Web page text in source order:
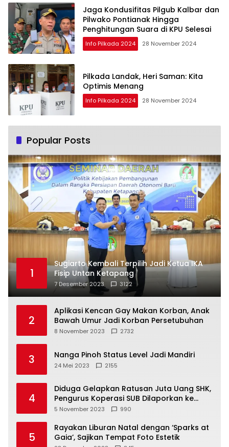
Jaga Kondusifitas Pilgub Kalbar dan
Pilwako Pontianak Hingga
Penghitungan Suara di KPU Selesai
Info Pilkada 2024 28 November 2024
Pilkada Landak, Heri Saman: Kita
Optimis Menang
Info Pilkada 2024 28 November 2024
Popular Posts
1
Sugiarto Kembali Terpilih Jadi Ketua IKA
Fisip Untan Ketapang
7 Desember 2023 3122
2
Aplikasi Kencan Gay Makan Korban, Anak
Bawah Umur Jadi Korban Persetubuhan
8 November 2023 2732
3 Nanga Pinoh Status Level Jadi Mandiri
24 Mei 2023 2155
4
Diduga Gelapkan Ratusan Juta Uang SHK,
Pengurus Koperasi SUB Dilaporkan ke
Polisi
5 November 2023 990
5
Rayakan Liburan Natal dengan ‘Sparks at
Gaia’, Sajikan Tempat Foto Estetik